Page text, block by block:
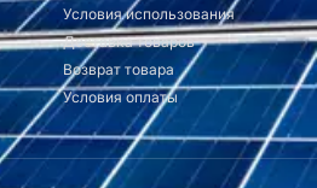
Условия использования
Доставка товаров
Возврат товара
Условия оплаты